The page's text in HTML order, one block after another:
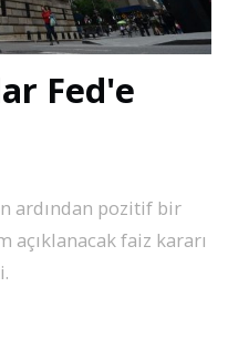
Fed'e
ardından pozitif bir
açıklanacak faiz kararı